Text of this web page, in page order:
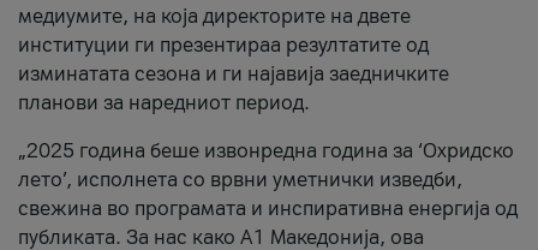
медиумите, на која директорите на двете
институции ги презентираа резултатите од
изминатата сезона и ги најавија заедничките
планови за наредниот период.
„2025 година беше извонредна година за ‘Охридско
лето’, исполнета со врвни уметнички изведби,
свежина во програмата и инспиративна енергија од
публиката. За нас како A1 Македонија, ова